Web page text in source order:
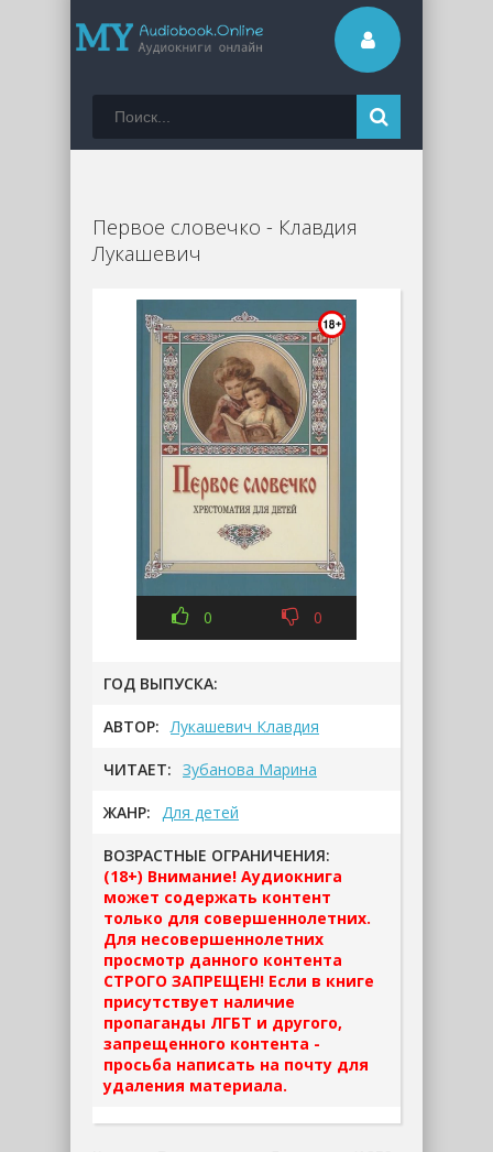
Первое словечко - Клавдия
Лукашевич
0 0
ГОД ВЫПУСКА:
АВТОР: Лукашевич Клавдия
ЧИТАЕТ: Зубанова Марина
ЖАНР: Для детей
ВОЗРАСТНЫЕ ОГРАНИЧЕНИЯ:
(18+) Внимание! Аудиокнига
может содержать контент
только для совершеннолетних.
Для несовершеннолетних
просмотр данного контента
СТРОГО ЗАПРЕЩЕН! Если в книге
присутствует наличие
пропаганды ЛГБТ и другого,
запрещенного контента -
просьба написать на почту для
удаления материала.